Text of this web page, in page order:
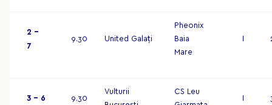
2 –
7
9.30 United Galați
Pheonix
Baia
Mare
3 – 6 9.30
Vulturii
CS Leu